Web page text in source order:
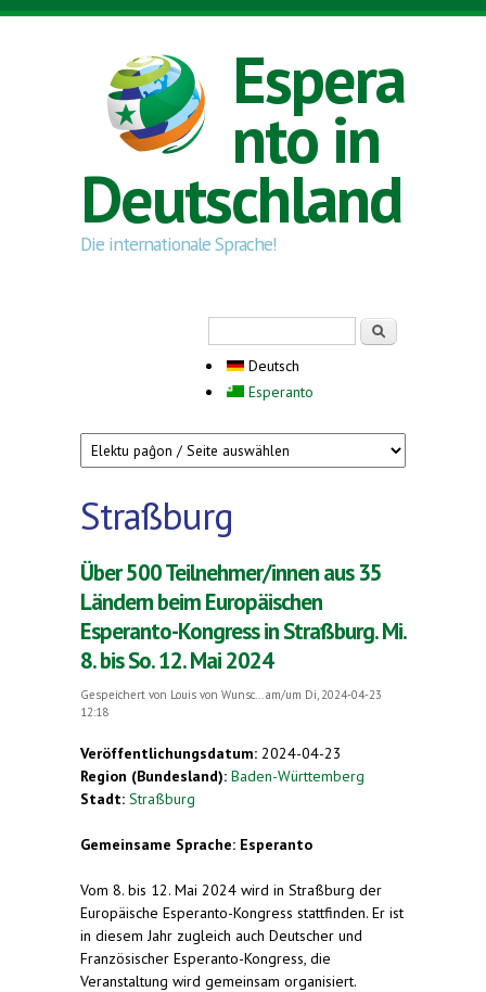
Direkt zum Inhalt
Espera
nto in
Deutschland
Die internationale Sprache!
Deutsch
Esperanto
Straßburg
Über 500 Teilnehmer/innen aus 35
Ländern beim Europäischen
Esperanto-Kongress in Straßburg. Mi.
8. bis So. 12. Mai 2024
Gespeichert von Louis von Wunsc...
am/um Di, 2024-04-23
12:18
Veröffentlichungsdatum: 2024-04-23
Region (Bundesland): Baden-Württemberg
Stadt: Straßburg
Gemeinsame Sprache: Esperanto
Vom 8. bis 12. Mai 2024 wird in Straßburg der
Europäische Esperanto-Kongress stattfinden. Er ist
in diesem Jahr zugleich auch Deutscher und
Französischer Esperanto-Kongress, die
Veranstaltung wird gemeinsam organisiert.